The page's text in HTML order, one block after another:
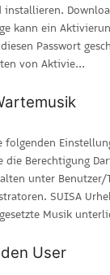
installieren.
kann ein
Passwort
von Aktivie...
folgenden
die Berechtigung
unter
SUISA
Musik
User